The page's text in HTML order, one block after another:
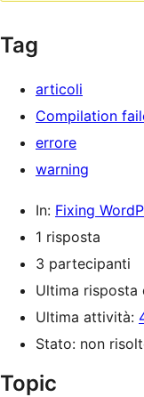
Tag
articoli
Compilation
errore
warning
In: Fixing
1 risposta
3 partecipanti
Ultima risposta
Ultima attività:
Stato: non
Topic